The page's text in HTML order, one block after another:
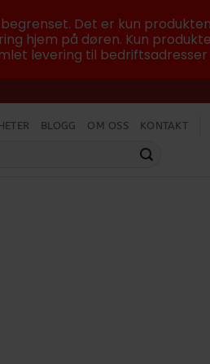
BLOGG OM OSS
KONTAKT
Det er kun
hjem på døren. Kun
levering til bedriftsadresser